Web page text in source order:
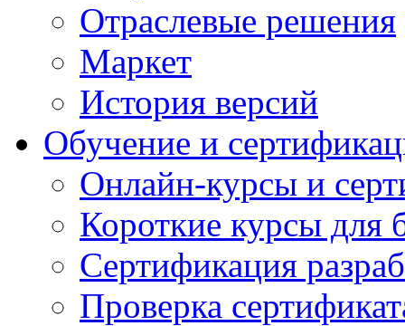
Отраслевые решения
Маркет
История версий
Обучение и
Онлайн-курсы и
Короткие курсы для
Сертификация
Проверка